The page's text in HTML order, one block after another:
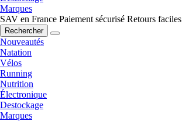
Marques
SAV en France Paiement sécurisé Retours faciles
Rechercher
Nouveautés
Natation
Vélos
Running
Nutrition
Électronique
Destockage
Marques